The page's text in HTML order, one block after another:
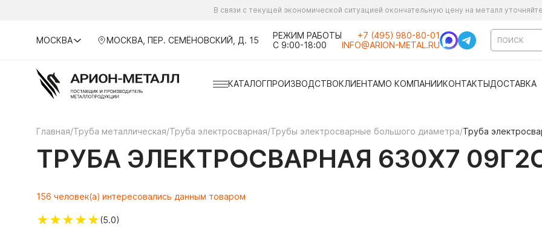
В связи с текущей экономической ситуацией окончательную цену на металл
МОСКВА МОСКВА, ПЕР. СЕМЁНОВСКИЙ, Д. 15
РЕЖИМ РАБОТЫ
С 9:00-18:00
+7 (495) 980-80-01
INFO@ARION-METAL.RU
КАТАЛОГПРОИЗВОДСТВОКЛИЕНТАМО КОМПАНИИКОНТАКТЫДОСТАВКА
Главная/Труба металлическая/Труба электросварная/Трубы электросварные большого диаметра/Труба
ТРУБА ЭЛЕКТРОСВАРНАЯ 630Х7
156 человек(а) интересовались данным товаром
★★★★★(5.0)